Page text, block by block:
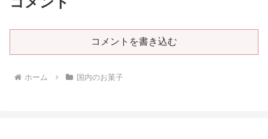
コメントを書き込む
ホーム 国内のお菓子